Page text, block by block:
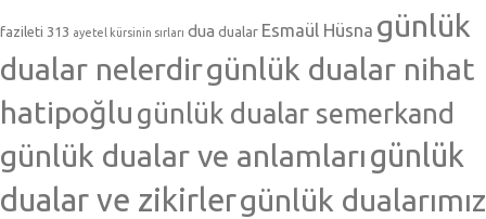
fazileti 313 ayetel kürsinin sırları dua dualar Esmaül Hüsna günlük
dualar nelerdirgünlük dualar nihat
hatipoğlu günlük dualar semerkand
günlük dualar ve anlamlarıgünlük
dualar ve zikirlergünlük dualarımız